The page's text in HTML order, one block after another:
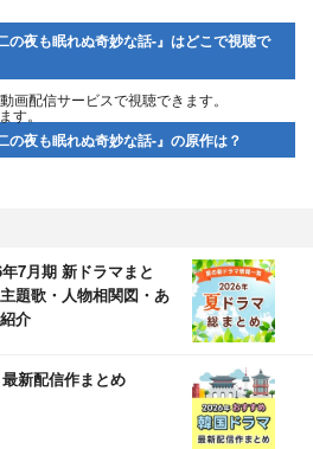
の夜も眠れぬ奇妙な話-』はどこで視聴で
画配信サービスで視聴できます。
す。
の夜も眠れぬ奇妙な話-』の原作は？
7月期 新ドラマまと
題歌・人物相関図・あ
介
新配信作まとめ